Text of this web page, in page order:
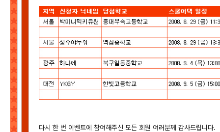
다시 한 번 이벤트에 참여해주신 모든 회원 여러분께 감사드립니다.